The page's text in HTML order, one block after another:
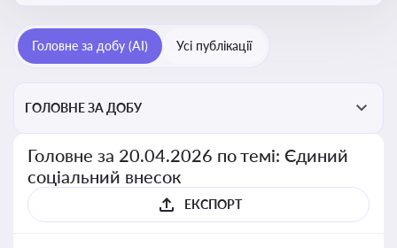
Головне за добу (AI) Усі публікації
ГОЛОВНЕ ЗА ДОБУ
Головне за 20.04.2026 по темі: Єдиний
соціальний внесок
ЕКСПОРТ